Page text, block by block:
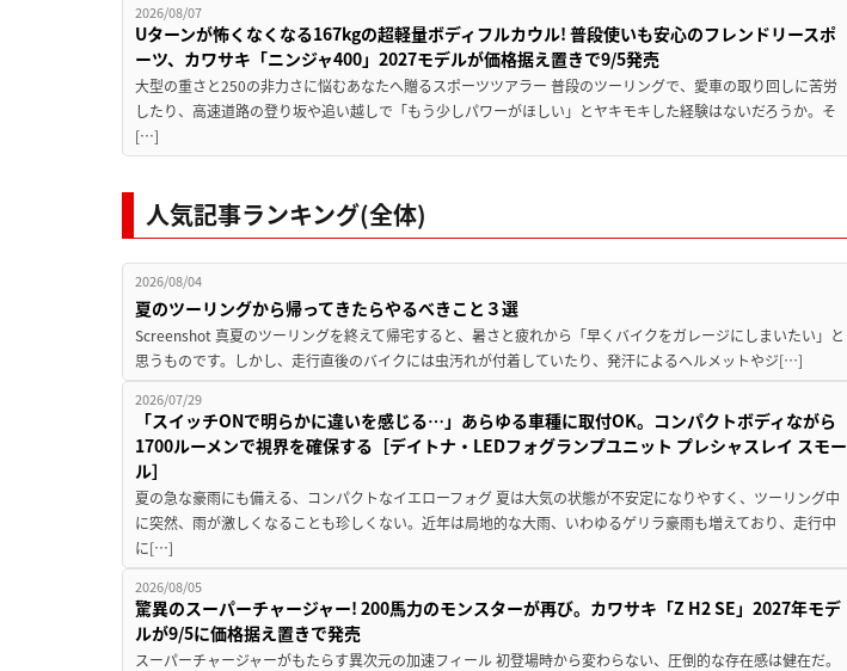
2026/08/07
Uターンが怖くなくなる167kgの超軽量ボディフルカウル! 普段使いも安心のフレンドリースポ
ーツ、カワサキ「ニンジャ400」2027モデルが価格据え置きで9/5発売
大型の重さと250の非力さに悩むあなたへ贈るスポーツツアラー 普段のツーリングで、愛車の取り回しに苦労
したり、高速道路の登り坂や追い越しで「もう少しパワーがほしい」とヤキモキした経験はないだろうか。そ
[…]
人気記事ランキング(全体)
2026/08/04
夏のツーリングから帰ってきたらやるべきこと３選
Screenshot 真夏のツーリングを終えて帰宅すると、暑さと疲れから「早くバイクをガレージにしまいたい」と
思うものです。しかし、走行直後のバイクには虫汚れが付着していたり、発汗によるヘルメットやジ[…]
2026/07/29
「スイッチONで明らかに違いを感じる…」あらゆる車種に取付OK。コンパクトボディながら
1700ルーメンで視界を確保する［デイトナ・LEDフォグランプユニット プレシャスレイ スモー
ル］
夏の急な豪雨にも備える、コンパクトなイエローフォグ 夏は大気の状態が不安定になりやすく、ツーリング中
に突然、雨が激しくなることも珍しくない。近年は局地的な大雨、いわゆるゲリラ豪雨も増えており、走行中
に[…]
2026/08/05
驚異のスーパーチャージャー! 200馬力のモンスターが再び。カワサキ「Z H2 SE」2027年モデ
ルが9/5に価格据え置きで発売
スーパーチャージャーがもたらす異次元の加速フィール 初登場時から変わらない、圧倒的な存在感は健在だ。